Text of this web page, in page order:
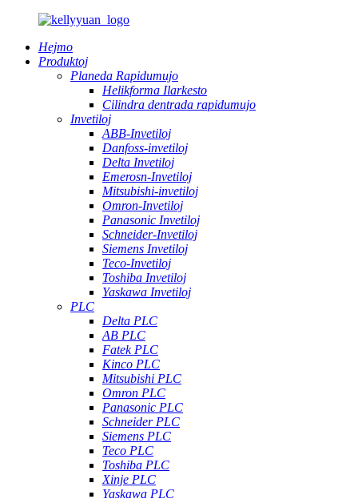
Hejmo
Produktoj
Planeda Rapidumujo
Helikforma Ilarkesto
Cilindra dentrada rapidumujo
Invetiloj
ABB-Invetiloj
Danfoss-invetiloj
Delta Invetiloj
Emerosn-Invetiloj
Mitsubishi-invetiloj
Omron-Invetiloj
Panasonic Invetiloj
Schneider-Invetiloj
Siemens Invetiloj
Teco-Invetiloj
Toshiba Invetiloj
Yaskawa Invetiloj
PLC
Delta PLC
AB PLC
Fatek PLC
Kinco PLC
Mitsubishi PLC
Omron PLC
Panasonic PLC
Schneider PLC
Siemens PLC
Teco PLC
Toshiba PLC
Xinje PLC
Yaskawa PLC